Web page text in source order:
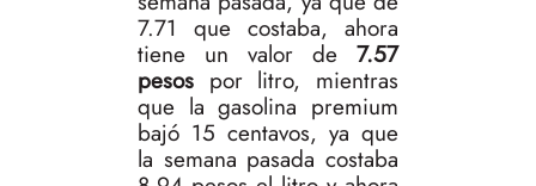
7.71 que costaba, ahora
tiene un valor de 7.57
pesos por litro, mientras
que la gasolina premium
bajó 15 centavos, ya que
la semana pasada costaba